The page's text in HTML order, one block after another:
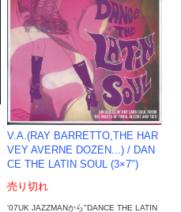
V.A.(RAY BARRETTO,THE HAR
VEY AVERNE DOZEN...) / DAN
CE THE LATIN SOUL (3×7")
売り切れ
'07UK JAZZMANから"DANCE THE LATIN